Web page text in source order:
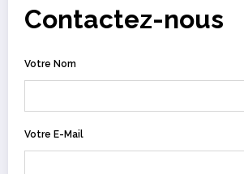
Contactez-nous
Votre Nom
Votre E-Mail